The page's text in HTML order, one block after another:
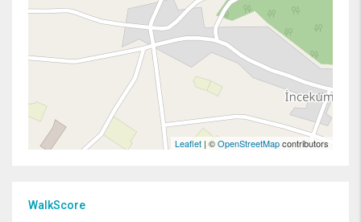
Leaflet | ©OpenStreetMapcontributors
WalkScore